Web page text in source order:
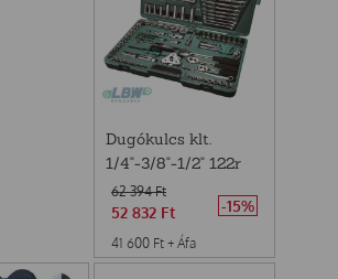
Dugókulcs klt.
1/4"-3/8"-1/2" 122r
SATA
62 394Ft
52 832 Ft
41 600 Ft + Áfa
-15%